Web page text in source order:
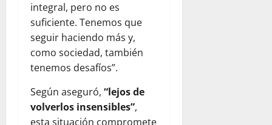
integral, pero no es
suficiente. Tenemos que
seguir haciendo más y,
como sociedad, también
tenemos desafíos”.
Según aseguró, “lejos de
volverlos insensibles”,
esta situación compromete